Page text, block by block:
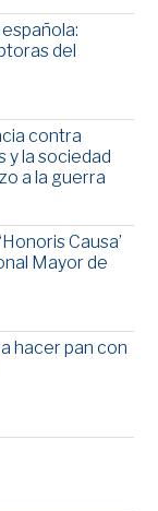
del
contra
y la sociedad
a la guerra
Causa’
Mayor de
hacer pan con